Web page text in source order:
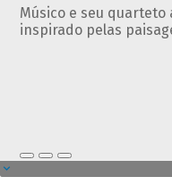
Músico e seu
inspirado pelas